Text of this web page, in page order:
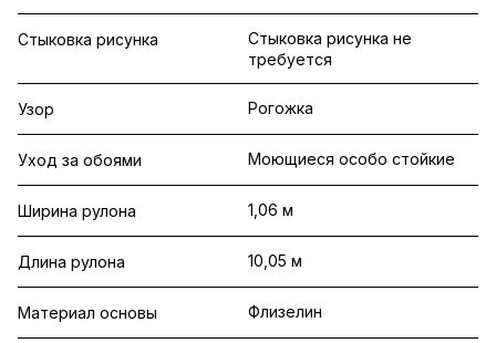
Стыковка рисунка
Стыковка рисунка не
требуется
Узор Рогожка
Уход за обоями Моющиеся особо стойкие
Ширина рулона 1,06 м
Длина рулона 10,05 м
Материал основы Флизелин